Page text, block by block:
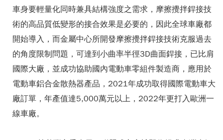
車身要輕量化同時兼具結構強度之需求，摩擦攪拌銲接技
術的高品質低變形的接合效果是必要的，因此全球車廠都
開始導入，而金屬中心所開發摩擦攪拌銲接技術克服過去
的角度限制問題，可達到小曲率半徑3D曲面銲接，已比肩
國際大廠，並成功協助國內電動車零組件製造商，應用於
電動車鋁合金散熱器產品，2021年成功取得國際電動車大
廠訂單，年產值達5,000萬元以上，2022年更打入歐洲一
線車廠。